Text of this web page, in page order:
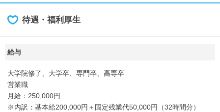
待遇・福利厚生
給与
大学院修了、大学卒、専門卒、高専卒
営業職
月給：250,000円
※内訳：基本給200,000円＋固定残業代50,000円（32時間分）